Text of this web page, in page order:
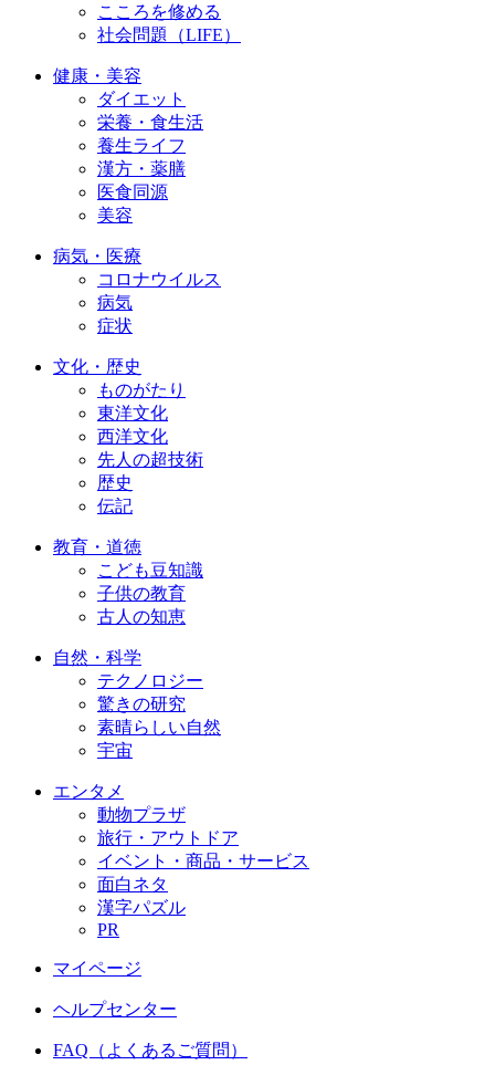
こころを修める
社会問題（LIFE）
健康・美容
ダイエット
栄養・食生活
養生ライフ
漢方・薬膳
医食同源
美容
病気・医療
コロナウイルス
病気
症状
文化・歴史
ものがたり
東洋文化
西洋文化
先人の超技術
歴史
伝記
教育・道徳
こども豆知識
子供の教育
古人の知恵
自然・科学
テクノロジー
驚きの研究
素晴らしい自然
宇宙
エンタメ
動物プラザ
旅行・アウトドア
イベント・商品・サービス
面白ネタ
漢字パズル
PR
マイページ
ヘルプセンター
FAQ（よくあるご質問）